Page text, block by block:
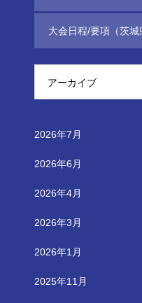
大会日程/要項（茨
盟）
アーカイブ
2026年7月
2026年6月
2026年4月
2026年3月
2026年1月
2025年11月